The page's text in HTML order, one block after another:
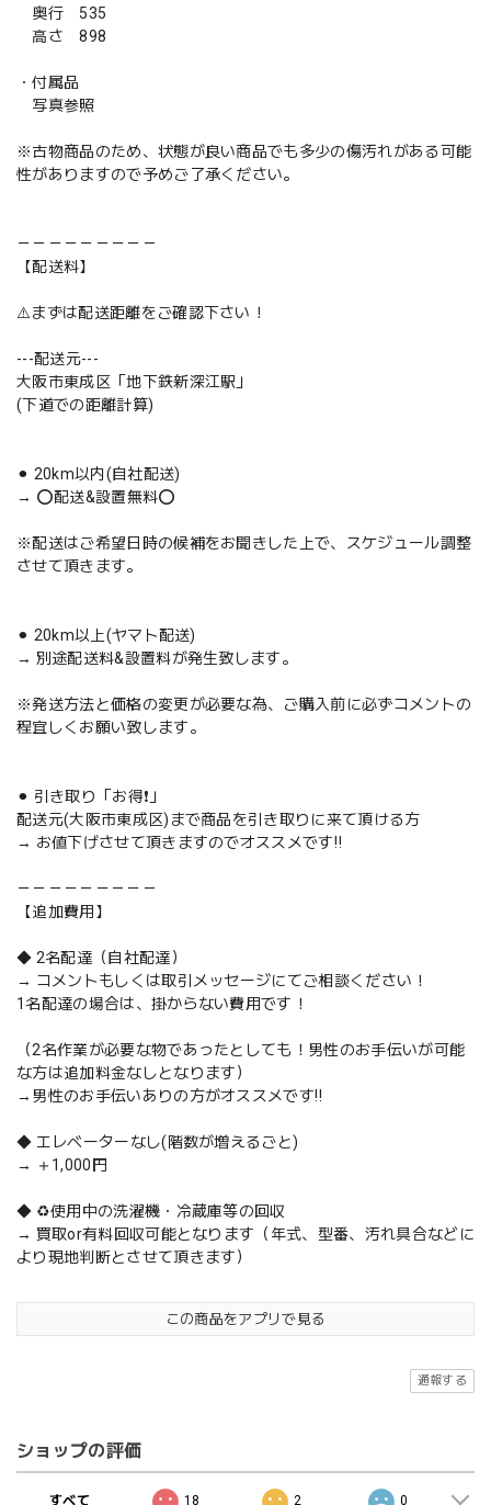
奥行 535
高さ 898
・付属品
写真参照
※古物商品のため、状態が良い商品でも多少の傷汚れがある可能
性がありますので予めご了承ください。
－－－－－－－－－
【配送料】
⚠️まずは配送距離をご確認下さい！
---配送元---
大阪市東成区「地下鉄新深江駅」
(下道での距離計算)
⚫︎ 20km以内(自社配送)
→ ⭕️配送&設置無料⭕️
※配送はご希望日時の候補をお聞きした上で、スケジュール調整
させて頂きます。
⚫︎ 20km以上(ヤマト配送)
→ 別途配送料&設置料が発生致します。
※発送方法と価格の変更が必要な為、ご購入前に必ずコメントの
程宜しくお願い致します。
⚫︎ 引き取り「お得❗️」
配送元(大阪市東成区)まで商品を引き取りに来て頂ける方
→ お値下げさせて頂きますのでオススメです‼️
－－－－－－－－－
【追加費用】
◆ 2名配達（自社配達）
→ コメントもしくは取引メッセージにてご相談ください！
1名配達の場合は、掛からない費用です！
（2名作業が必要な物であったとしても！男性のお手伝いが可能
な方は追加料金なしとなります）
→男性のお手伝いありの方がオススメです‼️
◆ エレベーターなし(階数が増えるごと)
→ ＋1,000円
◆ ♻️使用中の洗濯機・冷蔵庫等の回収
→ 買取or有料回収可能となります（年式、型番、汚れ具合などに
より現地判断とさせて頂きます）
この商品をアプリで見る
通報する
ショップの評価
すべて 18 2 0